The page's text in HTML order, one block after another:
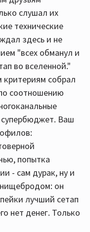
слушал их
технические
здесь и не
"всех обманул и
во вселенной."
критериям собрал
соотношению
Ваш
попытка
- сам дурак, ну и
он
лучший сетап
нет денег. Только